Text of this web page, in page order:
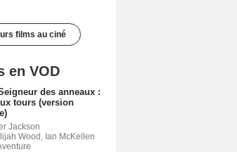
films au ciné
en VOD
des anneaux :
tours (version
Jackson
Wood, Ian McKellen